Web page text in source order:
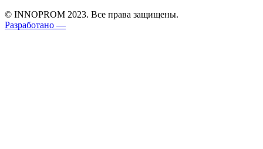
© INNOPROM 2023. Все права защищены.
Разработано —